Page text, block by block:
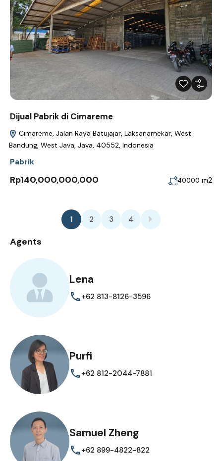
Dijual Pabrik di Cimareme
Cimareme, Jalan Raya Batujajar, Laksanamekar, West
Bandung, West Java, Java, 40552, Indonesia
Pabrik
Rp140,000,000,000 40000 m2
1 2 3 4
Agents
Lena
+62 813-8126-3596
Purfi
+62 812-2044-7881
Samuel Zheng
+62 899-4822-822